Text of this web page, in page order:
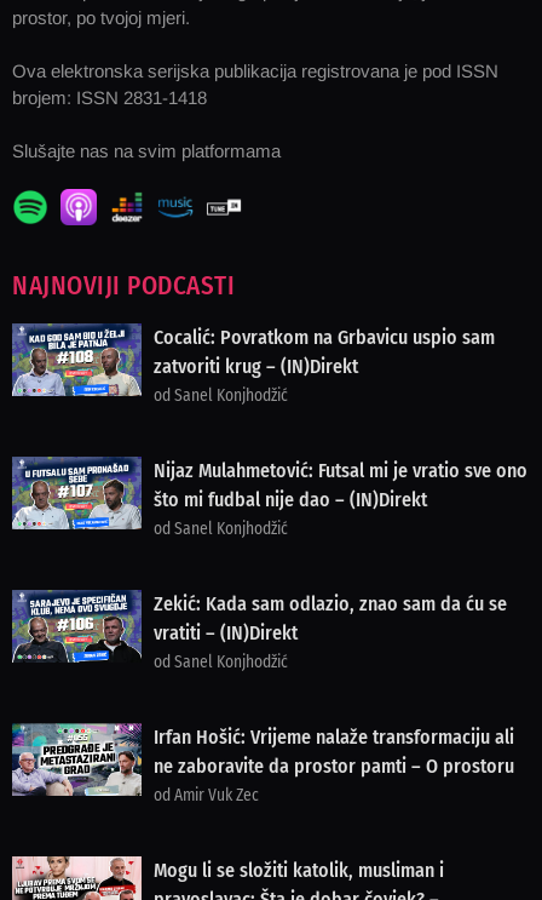
prostor, po tvojoj mjeri.
Ova elektronska serijska publikacija registrovana je pod ISSN
brojem: ISSN 2831-1418
Slušajte nas na svim platformama
NAJNOVIJI PODCASTI
Cocalić: Povratkom na Grbavicu uspio sam
zatvoriti krug – (IN)Direkt
od Sanel Konjhodžić
Nijaz Mulahmetović: Futsal mi je vratio sve ono
što mi fudbal nije dao – (IN)Direkt
od Sanel Konjhodžić
Zekić: Kada sam odlazio, znao sam da ću se
vratiti – (IN)Direkt
od Sanel Konjhodžić
Irfan Hošić: Vrijeme nalaže transformaciju ali
ne zaboravite da prostor pamti – O prostoru
od Amir Vuk Zec
Mogu li se složiti katolik, musliman i